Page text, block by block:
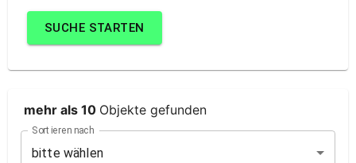
SUCHE STARTEN
mehr als 10 Objekte gefunden
Sortieren nach
bitte wählen